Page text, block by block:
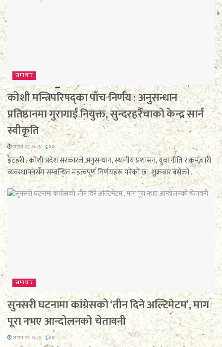
समाचार
कोशी मन्त्रिपरिषद्का पाँच निर्णय : अनुसन्धान
प्रतिष्ठानमा गुरागाईं नियुक्त, सुन्दरहरैँचाको केन्द्र सार्न
स्वीकृति
साउन २२, २०८३ 0
इटहरी : कोशी प्रदेश सरकारले अनुसन्धान, स्थानीय प्रशासन, युवा नीति र कर्मचारी
व्यवस्थापनसँग सम्बन्धित महत्वपूर्ण निर्णयहरू गरेको छ। शुक्रबार बसेको...
समाचार
सुनसरी घटनामा कांग्रेसको ‘तीन दिने अल्टिमेटम’, माग
पूरा नभए आन्दोलनको चेतावनी
साउन २२, २०८३ 0